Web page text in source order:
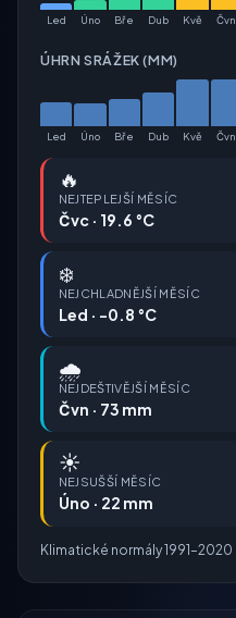
Led Úno Bře Dub Kvě Čvn
ÚHRN SRÁŽEK (MM)
Led Úno Bře Dub Kvě Čvn
🔥
NEJTEPLEJŠÍ MĚSÍC
Čvc · 19.6 °C
❄️
NEJCHLADNĚJŠÍ MĚSÍC
Led · -0.8 °C
🌧️
NEJDEŠTIVĚJŠÍ MĚSÍC
Čvn · 73 mm
☀️
NEJSUŠŠÍ MĚSÍC
Úno · 22 mm
Klimatické normály 1991–2020